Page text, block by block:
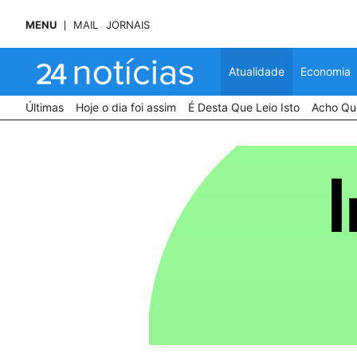
MENU MAIL JORNAIS
Atualidade Economia
Últimas Hoje o dia foi assim É Desta Que Leio Isto Acho